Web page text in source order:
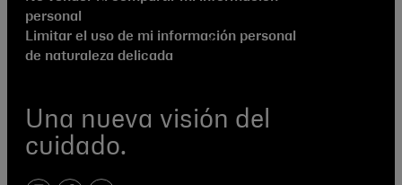
Una nueva visión del
cuidado.
personal
Limitar el uso de mi información personal
de naturaleza delicada